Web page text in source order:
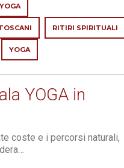
RITIRI SPIRITUALI
YOGA
YOGA in
coste e i percorsi naturali,